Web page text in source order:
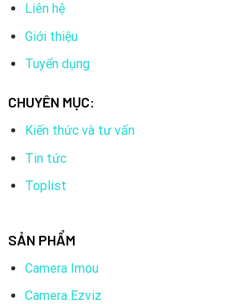
Liên hệ
Giới thiệu
Tuyển dụng
CHUYÊN MỤC:
Kiến thức và tư vấn
Tin tức
Toplist
SẢN PHẨM
Camera Imou
Camera Ezviz